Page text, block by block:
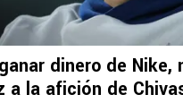
dinero de Nike,
a la afición de